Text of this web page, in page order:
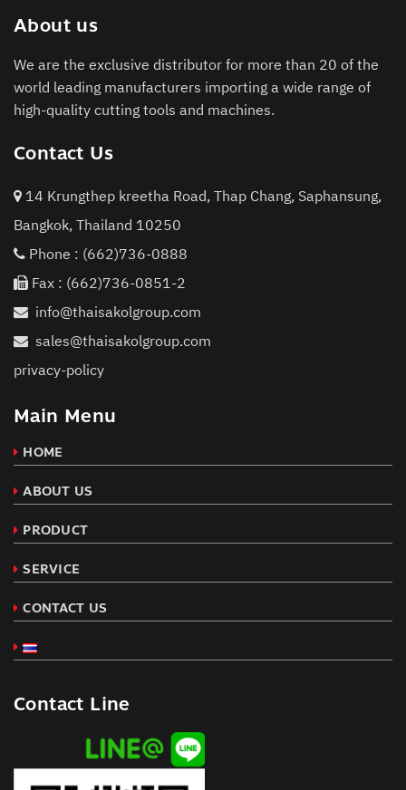
About us
We are the exclusive distributor for more than 20 of the
world leading manufacturers importing a wide range of
high-quality cutting tools and machines.
Contact Us
14 Krungthep kreetha Road, Thap Chang, Saphansung,
Bangkok, Thailand 10250
Phone : (662)736-0888
Fax : (662)736-0851-2
info@thaisakolgroup.com
sales@thaisakolgroup.com
privacy-policy
Main Menu
HOME
ABOUT US
PRODUCT
SERVICE
CONTACT US
Contact Line